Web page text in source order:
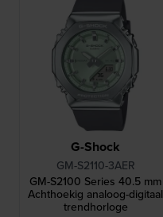
G-Shock
GM-S2110-3AER
GM-S2100 Series 40.5 mm
Achthoekig analoog-digitaal
trendhorloge